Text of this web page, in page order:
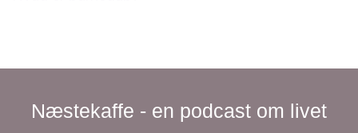
Næstekaffe - en podcast om livet